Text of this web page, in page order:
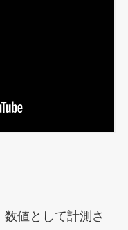
値として計測さ